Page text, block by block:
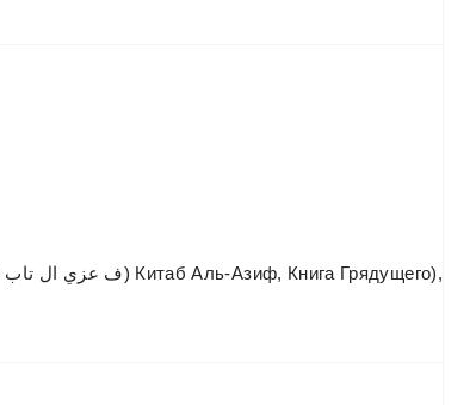
ف عزي ال تاب ك) Китаб Аль-Азиф, Книга Грядущего),